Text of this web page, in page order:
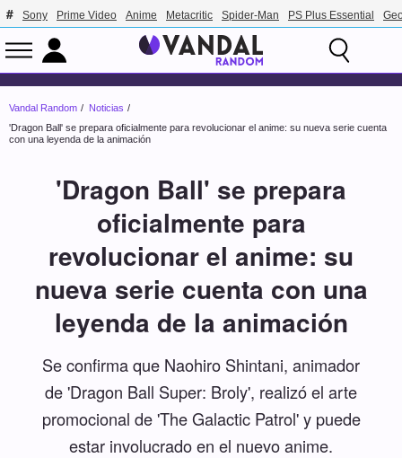
Sony Prime Video Anime Metacritic Spider-Man PS Plus Essential
Vandal Random
Noticias
'Dragon Ball' se prepara oficialmente para revolucionar el anime: su nueva serie cuenta
con una leyenda de la animación
'Dragon Ball' se prepara
oficialmente para
revolucionar el anime: su
nueva serie cuenta con una
leyenda de la animación
Se confirma que Naohiro Shintani, animador
de 'Dragon Ball Super: Broly', realizó el arte
promocional de 'The Galactic Patrol' y puede
estar involucrado en el nuevo anime.